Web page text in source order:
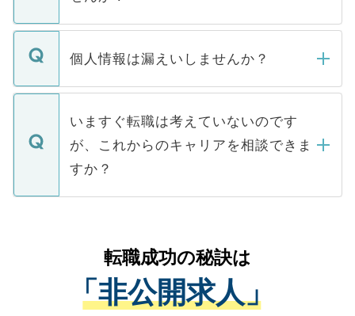
下記の理由によって、一般には公開してい
ません。
■応募殺到を避けるため 人気のある医療機
関を公にしてしまうと、応募が殺到する場
に、医療機関が求める条件に合った人材の
みを人材紹介会社に依頼するケースが増え
ています。
転職・入職を強要することは一切ありませ
ん。また、仮に応募先から内定をいただい
定を承諾する必要はありません。内定先へ
の辞退の連絡はキャリアパートナーが行い
個人情報は漏えいしませんか？
個人情報が漏えいすることはありませんの
で、ご安心ください。当サイトからの登録
などで収集したご登録者様の個人情報は、
ご本人のキャリアアップおよび転職活動の
支援を目的に使用いたします。お預かりし
ているすべての個人データはご本人の許可
は、個人情報の取り扱いについての厳密な
管理基準を満たした事業者のみに付与され
る、プライバシーマークを取得済みです。
いますぐ転職は考えていないのです
が、これからのキャリアを相談できま
すか？
かがいして、現在の医療機関の状況や紹介
経験をまじえながら、適切なアドバイスを
させていただきます。すぐにご転職をされ
ない方には、長期的なサポートが可能です
転職成功の秘訣は
「非公開求人」